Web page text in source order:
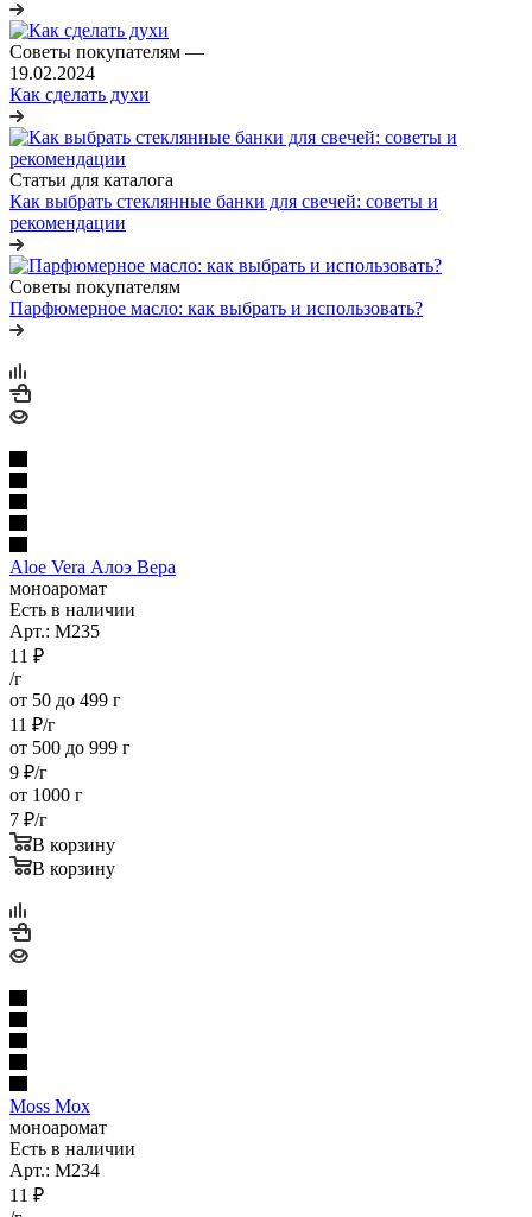
Советы покупателям —
19.02.2024
Как сделать духи
Статьи для каталога
Как выбрать стеклянные банки для свечей: советы и
рекомендации
Советы покупателям
Парфюмерное масло: как выбрать и использовать?
Aloe Vera Алоэ Вера
моноаромат
Есть в наличии
Арт.: M235
11 ₽
/г
от 50 до 499 г
11 ₽/г
от 500 до 999 г
9 ₽/г
от 1000 г
7 ₽/г
В корзину
В корзину
Moss Мох
моноаромат
Есть в наличии
Арт.: M234
11 ₽